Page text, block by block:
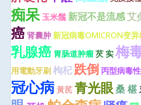
痴呆玉米鬚 新冠不是流感艾
癌 肾囊肿 新冠病毒OMICRON变
乳腺癌 胃肠道肿瘤 芡 实 梅
用電動牙刷 枸杞跌倒 丙型病毒
冠心病 黃芪 青光眼桑 椹